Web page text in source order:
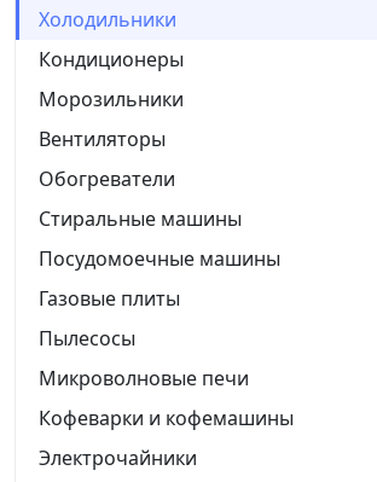
Холодильники
Кондиционеры
Морозильники
Вентиляторы
Обогреватели
Стиральные машины
Посудомоечные машины
Газовые плиты
Пылесосы
Микроволновые печи
Кофеварки и кофемашины
Электрочайники